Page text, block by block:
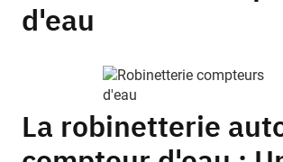
d'eau
La robinetterie